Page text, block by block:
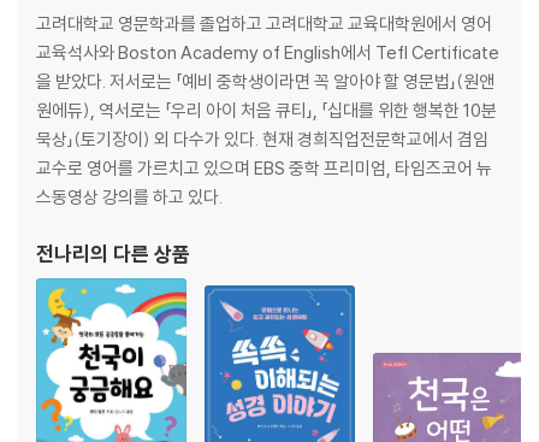
고려대학교 영문학과를 졸업하고 고려대학교 교육대학원에서 영어
교육석사와 Boston Academy of English에서 Tefl Certificate
을 받았다. 저서로는 「예비 중학생이라면 꼭 알아야 할 영문법」(원앤
원에듀), 역서로는 「우리 아이 처음 큐티」, 「십대를 위한 행복한 10분
묵상」(토기장이) 외 다수가 있다. 현재 경희직업전문학교에서 겸임
교수로 영어를 가르치고 있으며 EBS 중학 프리미엄, 타임즈코어 뉴
스동영상 강의를 하고 있다.
전나리의 다른 상품